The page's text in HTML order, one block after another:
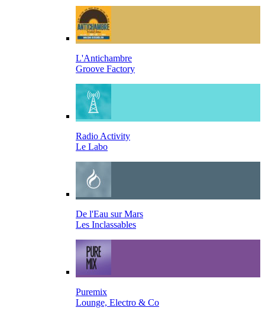
L'Antichambre
Groove Factory
Radio Activity
Le Labo
De l'Eau sur Mars
Les Inclassables
Puremix
Lounge, Electro & Co